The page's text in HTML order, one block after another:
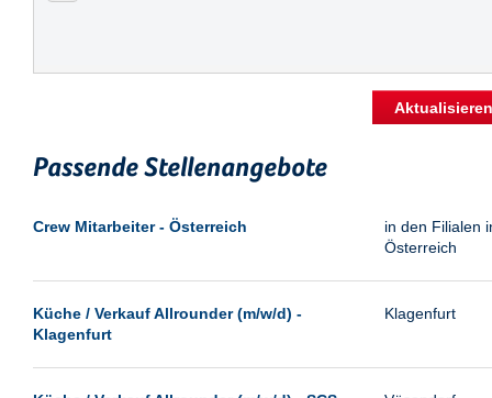
Passende Stellenangebote
Crew Mitarbeiter - Österreich
in den Filialen
Österreich
Küche / Verkauf Allrounder (m/w/d) -
Klagenfurt
Klagenfurt